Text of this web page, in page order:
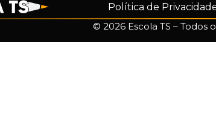
Política de
© 2026 Escola TS – Todos